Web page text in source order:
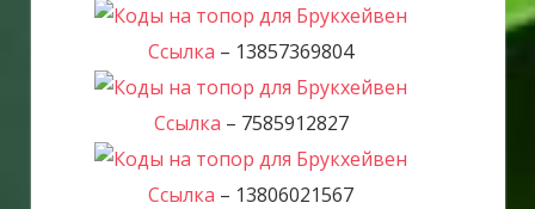
Ссылка – 13857369804
Ссылка – 7585912827
Ссылка – 13806021567